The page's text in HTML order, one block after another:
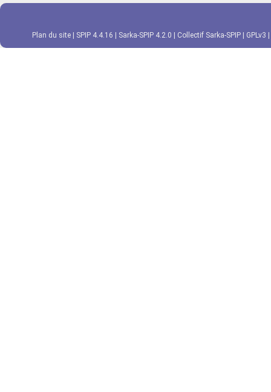
Plan du site SPIP 4.4.16 Sarka-SPIP 4.2.0 Collectif Sarka-SPIP GPLv3